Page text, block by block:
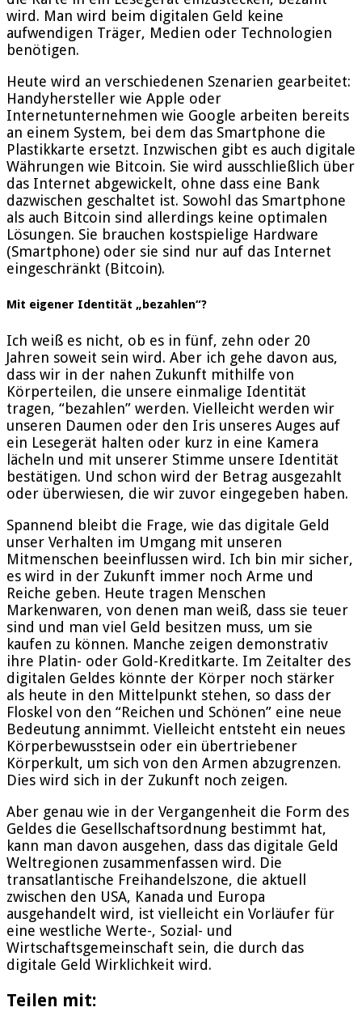
wird. Man wird beim digitalen Geld keine
aufwendigen Träger, Medien oder Technologien
benötigen.
Heute wird an verschiedenen Szenarien gearbeitet:
Handyhersteller wie Apple oder
Internetunternehmen wie Google arbeiten bereits
an einem System, bei dem das Smartphone die
Plastikkarte ersetzt. Inzwischen gibt es auch digitale
Währungen wie Bitcoin. Sie wird ausschließlich über
das Internet abgewickelt, ohne dass eine Bank
dazwischen geschaltet ist. Sowohl das Smartphone
als auch Bitcoin sind allerdings keine optimalen
Lösungen. Sie brauchen kostspielige Hardware
(Smartphone) oder sie sind nur auf das Internet
eingeschränkt (Bitcoin).
Mit eigener Identität „bezahlen“?
Ich weiß es nicht, ob es in fünf, zehn oder 20
Jahren soweit sein wird. Aber ich gehe davon aus,
dass wir in der nahen Zukunft mithilfe von
Körperteilen, die unsere einmalige Identität
tragen, “bezahlen” werden. Vielleicht werden wir
unseren Daumen oder den Iris unseres Auges auf
ein Lesegerät halten oder kurz in eine Kamera
lächeln und mit unserer Stimme unsere Identität
bestätigen. Und schon wird der Betrag ausgezahlt
oder überwiesen, die wir zuvor eingegeben haben.
Spannend bleibt die Frage, wie das digitale Geld
unser Verhalten im Umgang mit unseren
Mitmenschen beeinflussen wird. Ich bin mir sicher,
es wird in der Zukunft immer noch Arme und
Reiche geben. Heute tragen Menschen
Markenwaren, von denen man weiß, dass sie teuer
sind und man viel Geld besitzen muss, um sie
kaufen zu können. Manche zeigen demonstrativ
ihre Platin- oder Gold-Kreditkarte. Im Zeitalter des
digitalen Geldes könnte der Körper noch stärker
als heute in den Mittelpunkt stehen, so dass der
Floskel von den “Reichen und Schönen” eine neue
Bedeutung annimmt. Vielleicht entsteht ein neues
Körperbewusstsein oder ein übertriebener
Körperkult, um sich von den Armen abzugrenzen.
Dies wird sich in der Zukunft noch zeigen.
Aber genau wie in der Vergangenheit die Form des
Geldes die Gesellschaftsordnung bestimmt hat,
kann man davon ausgehen, dass das digitale Geld
Weltregionen zusammenfassen wird. Die
transatlantische Freihandelszone, die aktuell
zwischen den USA, Kanada und Europa
ausgehandelt wird, ist vielleicht ein Vorläufer für
eine westliche Werte-, Sozial- und
Wirtschaftsgemeinschaft sein, die durch das
digitale Geld Wirklichkeit wird.
Teilen mit: